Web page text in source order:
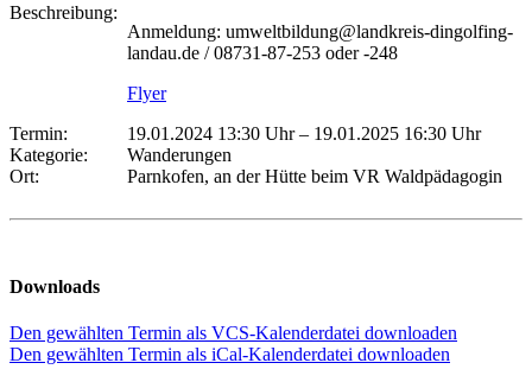
Beschreibung:
Anmeldung: umweltbildung@landkreis-dingolfing-
landau.de / 08731-87-253 oder -248
Flyer
Termin:
19.01.2024 13:30 Uhr– 19.01.2025 16:30 Uhr
Kategorie:
Wanderungen
Ort:
Parnkofen, an der Hütte beim VR Waldpädagogin
Downloads
Den gewählten Termin als VCS-Kalenderdatei downloaden
Den gewählten Termin als iCal-Kalenderdatei downloaden